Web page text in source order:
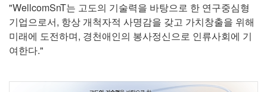
"WellcomSnT는 고도의 기술력을 바탕으로 한 연구중심형
기업으로서, 항상 개척자적 사명감을 갖고 가치창출을 위해
미래에 도전하며, 경천애인의 봉사정신으로 인류사회에 기
여한다."